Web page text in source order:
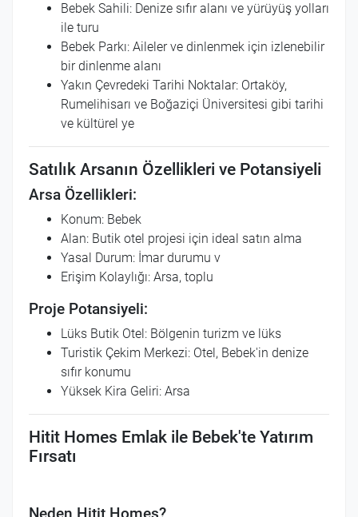
Bebek Sahili: Denize sıfır alanı ve yürüyüş yolları
ile turu
Bebek Parkı: Aileler ve dinlenmek için izlenebilir
bir dinlenme alanı
Yakın Çevredeki Tarihi Noktalar: Ortaköy,
Rumelihisarı ve Boğaziçi Üniversitesi gibi tarihi
ve kültürel ye
Satılık Arsanın Özellikleri ve Potansiyeli
Arsa Özellikleri:
Konum: Bebek
Alan: Butik otel projesi için ideal satın alma
Yasal Durum: İmar durumu v
Erişim Kolaylığı: Arsa, toplu
Proje Potansiyeli:
Lüks Butik Otel: Bölgenin turizm ve lüks
Turistik Çekim Merkezi: Otel, Bebek'in denize
sıfır konumu
Yüksek Kira Geliri: Arsa
Hitit Homes Emlak ile Bebek'te Yatırım
Fırsatı